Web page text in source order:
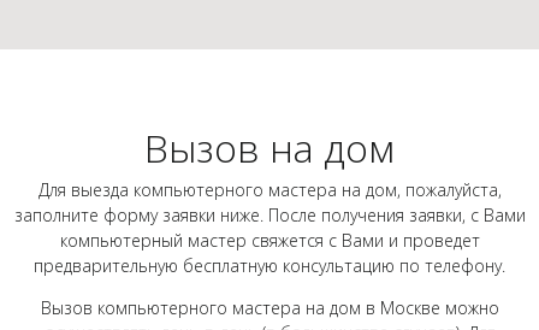
Вызов на дом
Для выезда компьютерного мастера на дом, пожалуйста,
заполните форму заявки ниже. После получения заявки, с Вами
компьютерный мастер свяжется с Вами и проведет
предварительную бесплатную консультацию по телефону.
Вызов компьютерного мастера на дом в Москве можно